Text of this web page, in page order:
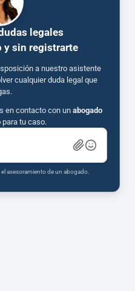
legales
y sin registrarte
a nuestro asistente
cualquier duda legal que
en contacto con un abogado
para tu caso.
asesoramiento de un abogado.